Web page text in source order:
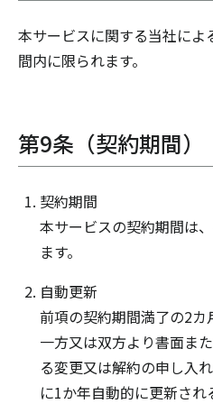
本サービスに関する当社に
間内に限られます。
第9条（契約期間）
契約期間
本サービスの契約期間は
ます。
自動更新
前項の契約期間満了の2
一方又は双方より書面ま
る変更又は解約の申し入
に1か年自動的に更新さ